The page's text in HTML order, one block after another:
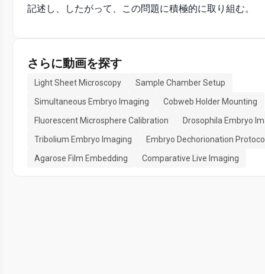
記述し、したがって、この問題に積極的に取り組む。
さらに動画を探す
Light Sheet Microscopy
Sample Chamber Setup
Simultaneous Embryo Imaging
Cobweb Holder Mounting
Fluorescent Microsphere Calibration
Drosophila Embryo
Tribolium Embryo Imaging
Embryo Dechorionation
Agarose Film Embedding
Comparative Live Imaging